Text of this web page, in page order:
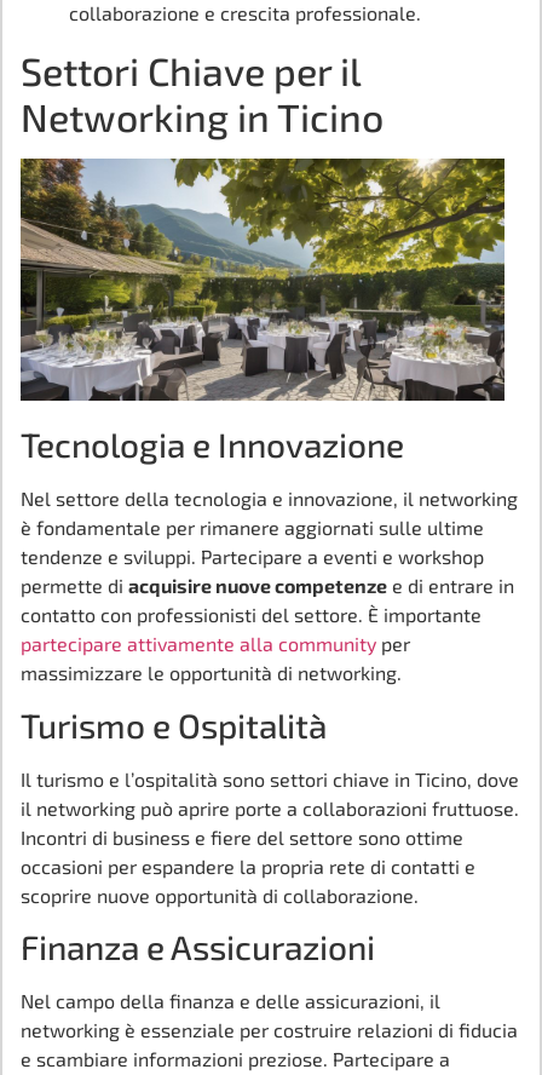
collaborazione e crescita professionale.
Settori Chiave per il
Networking in Ticino
Tecnologia e Innovazione
Nel settore della tecnologia e innovazione, il networking
è fondamentale per rimanere aggiornati sulle ultime
tendenze e sviluppi. Partecipare a eventi e workshop
permette di acquisire nuove competenze e di entrare in
contatto con professionisti del settore. È importante
partecipare attivamente alla community per
massimizzare le opportunità di networking.
Turismo e Ospitalità
Il turismo e l’ospitalità sono settori chiave in Ticino, dove
il networking può aprire porte a collaborazioni fruttuose.
Incontri di business e fiere del settore sono ottime
occasioni per espandere la propria rete di contatti e
scoprire nuove opportunità di collaborazione.
Finanza e Assicurazioni
Nel campo della finanza e delle assicurazioni, il
networking è essenziale per costruire relazioni di fiducia
e scambiare informazioni preziose. Partecipare a